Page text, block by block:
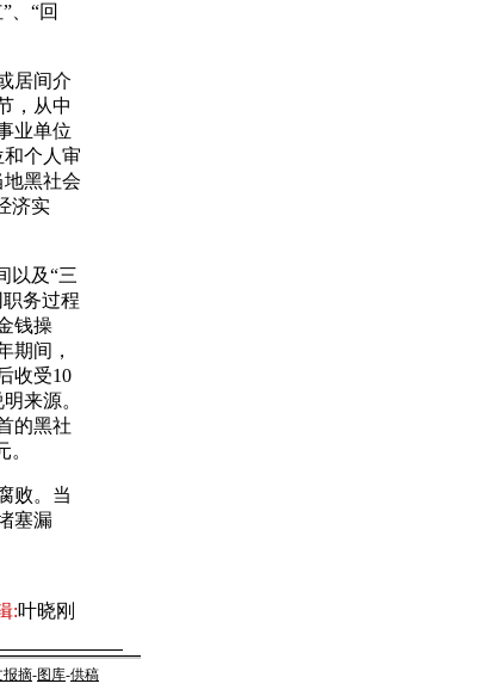
、“回
居间介
，从中
业单位
和个人审
黑社会
济实
以及“三
务过程
钱操
期间，
收受10
来源。
的黑社
败。当
塞漏
:叶晓刚
报摘-图库-供稿